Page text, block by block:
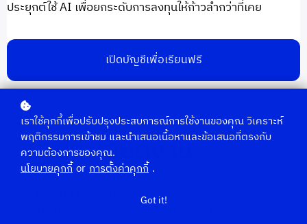
ประยุกต์ใช้ AI เพื่อยกระดับการลงทุนให้ก้าวล้ำกว่าที่เคย
เปิดบัญชีเพื่อเรียนฟรี
รายละเอียดงาน
งานสัมมนา “Liberator Investment Forum 2026”
เราใช้คุกกี้เพื่อปรับปรุงประสบการณ์การใช้งานของคุณ วิเคราะห์
พฤติกรรมการเข้าชม และนำเสนอเนื้อหาและข้อเสนอที่ตรงกับ
ความต้องการของคุณ.
นโยบายคุกกี้ or การตั้งค่าคุกกี้ .
Got it!